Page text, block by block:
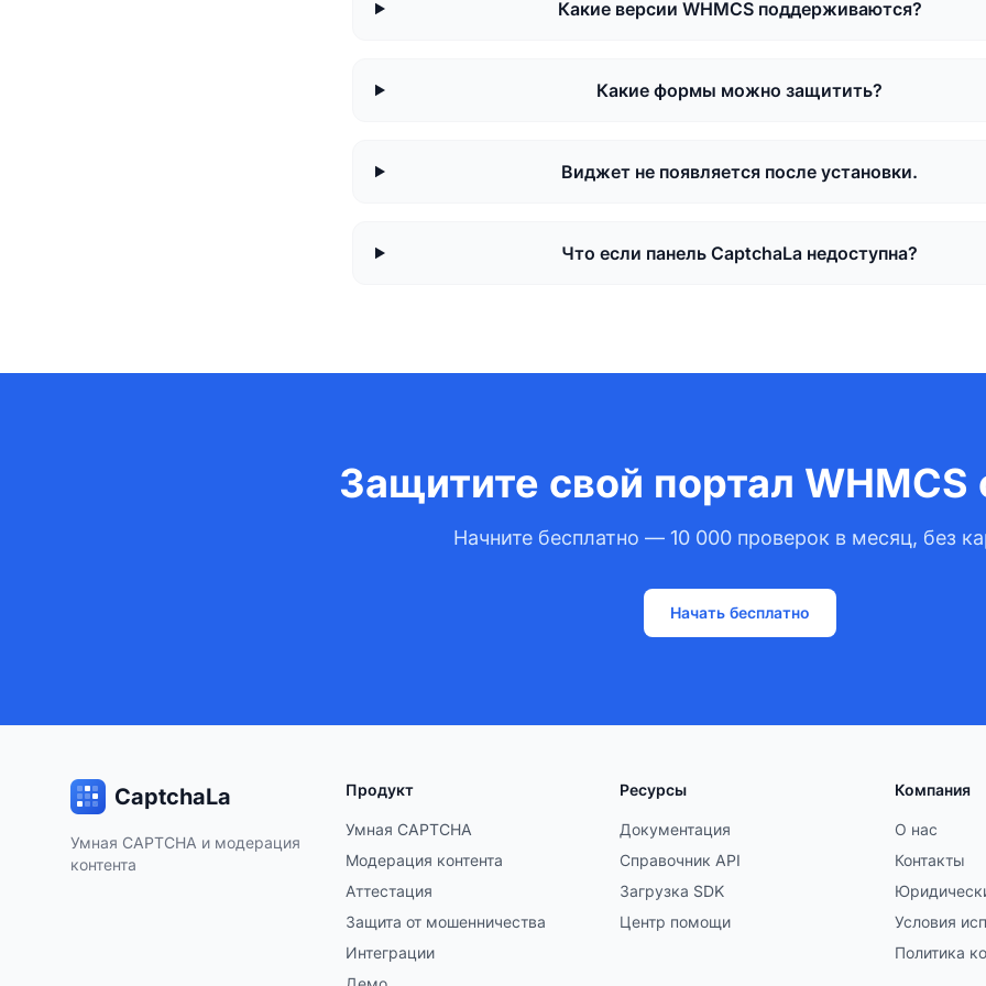
Какие версии WHMCS поддерживаются?
Какие формы можно защитить?
Виджет не появляется после установки.
Что если панель CaptchaLa недоступна?
Защитите свой портал WHMCS
Начните бесплатно — 10 000 проверок в месяц, без
Начать бесплатно
CaptchaLa
Умная CAPTCHA и модерация
контента
Продукт
Умная CAPTCHA
Модерация контента
Аттестация
Защита от мошенничества
Интеграции
Ресурсы
Документация
Справочник API
Загрузка SDK
Центр помощи
Компания
О нас
Контакты
Условия
Политика